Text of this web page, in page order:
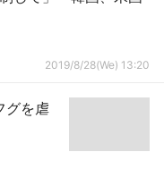
2019/8/28(We) 13:20
グを虐